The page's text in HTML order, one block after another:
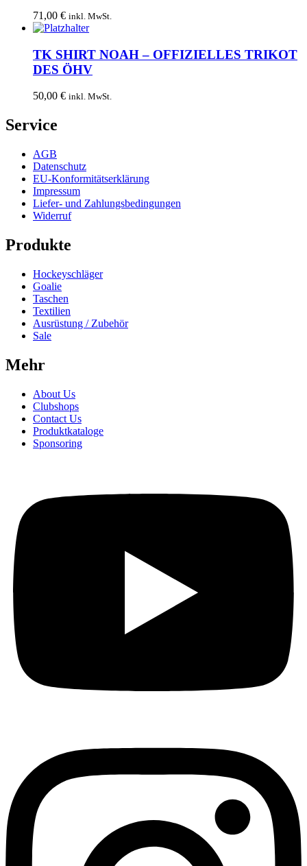
71,00 € inkl. MwSt.
TK SHIRT NOAH – OFFIZIELLES TRIKOT
DES ÖHV
50,00 € inkl. MwSt.
Service
AGB
Datenschutz
EU-Konformitätserklärung
Impressum
Liefer- und Zahlungsbedingungen
Widerruf
Produkte
Hockeyschläger
Goalie
Taschen
Textilien
Ausrüstung / Zubehör
Sale
Mehr
About Us
Clubshops
Contact Us
Produktkataloge
Sponsoring